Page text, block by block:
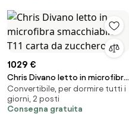
1029 €
Chris Divano letto in microfibra
smacchiabile T11 carta da
zucchero
Convertibile, per dormire tutti i
giorni, 2 posti
Consegna gratuita